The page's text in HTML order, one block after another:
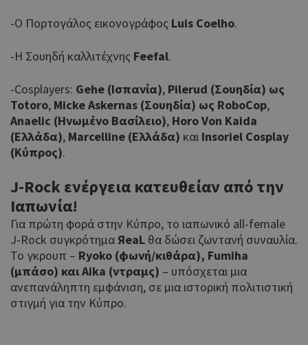
-Ο Πορτογάλος εικονογράφος Luis Coelho.
-Η Σουηδή καλλιτέχνης Feefal.
-Cosplayers: Gehe (Ισπανία), Pilerud (Σουηδία) ως
Totoro, MickeAskernas (Σουηδία) ως RoboCop,
Anaelic (Ηνωμένο Βασίλειο), HoroVon Kaida
(Ελλάδα), Marcelline (Ελλάδα) και Insoriel Cosplay
(Κύπρος).
J-Rockενέργεια κατευθείαν από την
Ιαπωνία!
Για πρώτη φορά στην Κύπρο, το ιαπωνικό all-female
J-Rock συγκρότημαЯeaL θα δώσει ζωντανή συναυλία.
Το γκρουπ – Ryoko (φωνή/κιθάρα), Fumiha
(μπάσο) και Aika (ντραμς) – υπόσχεται μια
ανεπανάληπτη εμφάνιση, σε μια ιστορική πολιτιστική
στιγμή για την Κύπρο.